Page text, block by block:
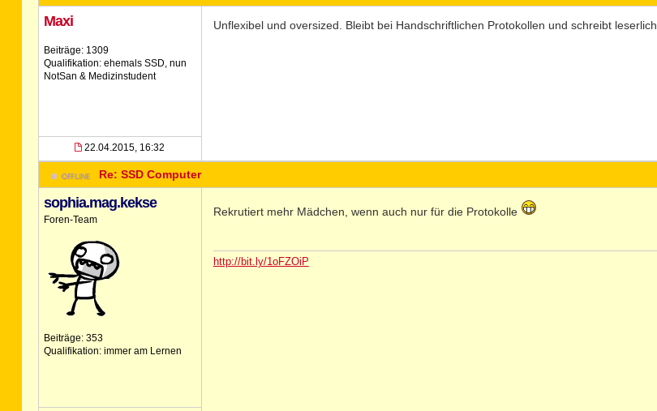
Maxi
Beiträge: 1309
Qualifikation: ehemals SSD, nun
NotSan & Medizinstudent
22.04.2015, 16:32
Unflexibel und oversized. Bleibt bei Handschriftlichen Protokollen und schreibt leserlich.
Re: SSD Computer
sophia.mag.kekse
Foren-Team
Beiträge: 353
Qualifikation: immer am Lernen
Rekrutiert mehr Mädchen, wenn auch nur für die Protokolle
http://bit.ly/1oFZOiP